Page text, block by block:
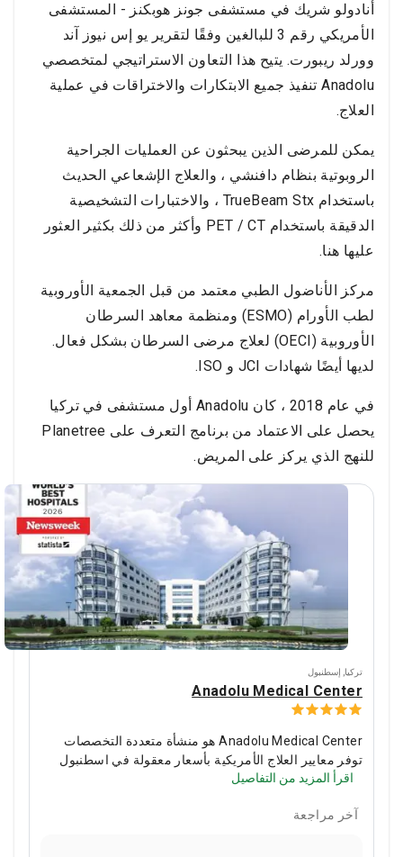
أنادولو شريك في مستشفى جونز هوبكنز - المستشفى
الأمريكي رقم 3 للبالغين وفقًا لتقرير يو إس نيوز آند
وورلد ريبورت. يتيح هذا التعاون الاستراتيجي لمتخصصي
Anadolu تنفيذ جميع الابتكارات والاختراقات في عملية
العلاج.
يمكن للمرضى الذين يبحثون عن العمليات الجراحية
الروبوتية بنظام دافنشي ، والعلاج الإشعاعي الحديث
باستخدام TrueBeam Stx ، والاختبارات التشخيصية
الدقيقة باستخدام PET / CT وأكثر من ذلك بكثير العثور
عليها هنا.
مركز الأناضول الطبي معتمد من قبل الجمعية الأوروبية
لطب الأورام (ESMO) ومنظمة معاهد السرطان
الأوروبية (OECI) لعلاج مرضى السرطان بشكل فعال.
لديها أيضًا شهادات JCI و ISO.
في عام 2018 ، كان Anadolu أول مستشفى في تركيا
يحصل على الاعتماد من برنامج التعرف على Planetree
للنهج الذي يركز على المريض.
تركيا إسطنبول
Anadolu Medical Center
Anadolu Medical Center هو منشأة متعددة التخصصات
توفر معايير العلاج الأمريكية بأسعار معقولة في اسطنبول
وعلم الأورام ، والفحص ، وصحة المرأة ، وأمراض القلب من
اقرأ المزيد من التفاصيل
آخر مراجعة